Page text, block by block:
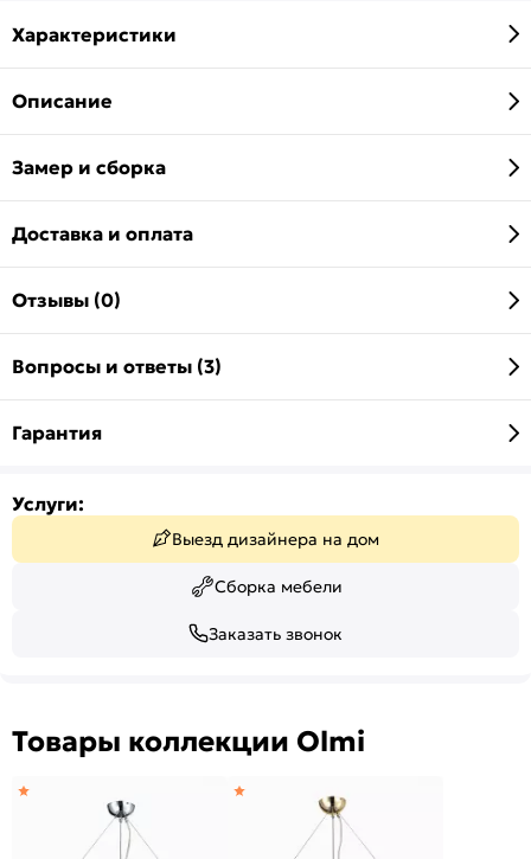
Характеристики
Описание
Замер и сборка
Доставка и оплата
Отзывы (0)
Вопросы и ответы (3)
Гарантия
Услуги:
Выезд дизайнера на дом
Сборка мебели
Заказать звонок
Товары коллекции Olmi